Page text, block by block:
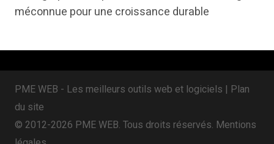
méconnue pour une croissance durable
PME WEB - Les meilleurs outils web et logiciels | Plan
du site
© 2012-2026 PME WEB. Tous droits réservés. Mentions